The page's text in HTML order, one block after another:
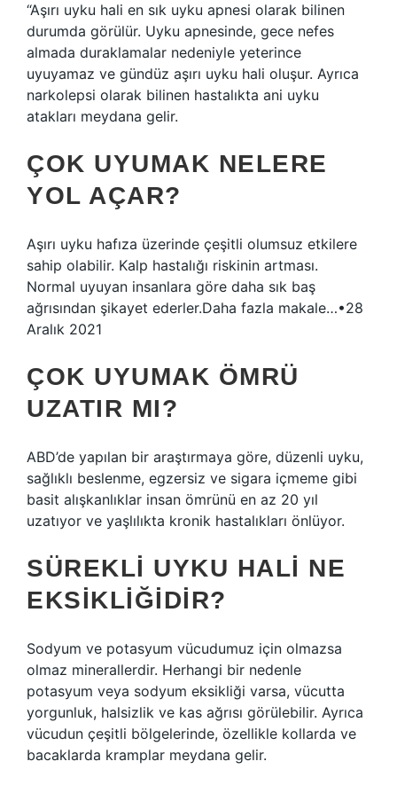
“Aşırı uyku hali en sık uyku apnesi olarak bilinen
durumda görülür. Uyku apnesinde, gece nefes
almada duraklamalar nedeniyle yeterince
uyuyamaz ve gündüz aşırı uyku hali oluşur. Ayrıca
narkolepsi olarak bilinen hastalıkta ani uyku
atakları meydana gelir.
ÇOK UYUMAK NELERE
YOL AÇAR?
Aşırı uyku hafıza üzerinde çeşitli olumsuz etkilere
sahip olabilir. Kalp hastalığı riskinin artması.
Normal uyuyan insanlara göre daha sık baş
ağrısından şikayet ederler.Daha fazla makale…•28
Aralık 2021
ÇOK UYUMAK ÖMRÜ
UZATIR MI?
ABD’de yapılan bir araştırmaya göre, düzenli uyku,
sağlıklı beslenme, egzersiz ve sigara içmeme gibi
basit alışkanlıklar insan ömrünü en az 20 yıl
uzatıyor ve yaşlılıkta kronik hastalıkları önlüyor.
SÜREKLI UYKU HALI NE
EKSIKLIĞIDIR?
Sodyum ve potasyum vücudumuz için olmazsa
olmaz minerallerdir. Herhangi bir nedenle
potasyum veya sodyum eksikliği varsa, vücutta
yorgunluk, halsizlik ve kas ağrısı görülebilir. Ayrıca
vücudun çeşitli bölgelerinde, özellikle kollarda ve
bacaklarda kramplar meydana gelir.